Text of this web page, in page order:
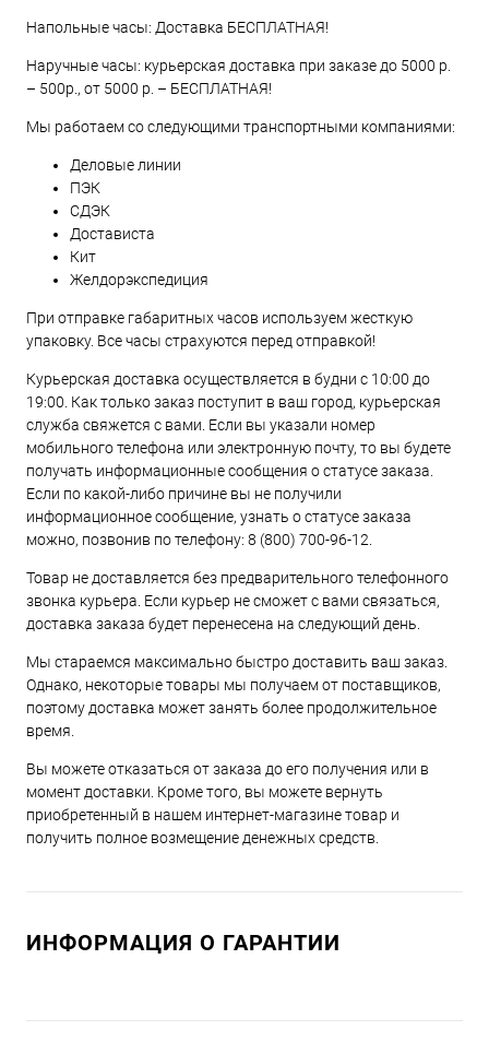
Напольные часы: Доставка БЕСПЛАТНАЯ!
Наручные часы: курьерская доставка при заказе до 5000 р.
– 500р., от 5000 р. – БЕСПЛАТНАЯ!
Мы работаем со следующими транспортными компаниями:
Деловые линии
ПЭК
СДЭК
Достависта
Кит
Желдорэкспедиция
При отправке габаритных часов используем жесткую
упаковку. Все часы страхуются перед отправкой!
Курьерская доставка осуществляется в будни с 10:00 до
19:00. Как только заказ поступит в ваш город, курьерская
служба свяжется с вами. Если вы указали номер
мобильного телефона или электронную почту, то вы будете
получать информационные сообщения о статусе заказа.
Если по какой-либо причине вы не получили
информационное сообщение, узнать о статусе заказа
можно, позвонив по телефону: 8 (800) 700-96-12.
Товар не доставляется без предварительного телефонного
звонка курьера. Если курьер не сможет с вами связаться,
доставка заказа будет перенесена на следующий день.
Мы стараемся максимально быстро доставить ваш заказ.
Однако, некоторые товары мы получаем от поставщиков,
поэтому доставка может занять более продолжительное
время.
Вы можете отказаться от заказа до его получения или в
момент доставки. Кроме того, вы можете вернуть
приобретенный в нашем интернет-магазине товар и
получить полное возмещение денежных средств.
ИНФОРМАЦИЯ О ГАРАНТИИ